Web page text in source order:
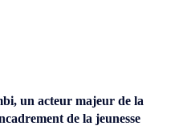
un acteur majeur de la
de la jeunesse